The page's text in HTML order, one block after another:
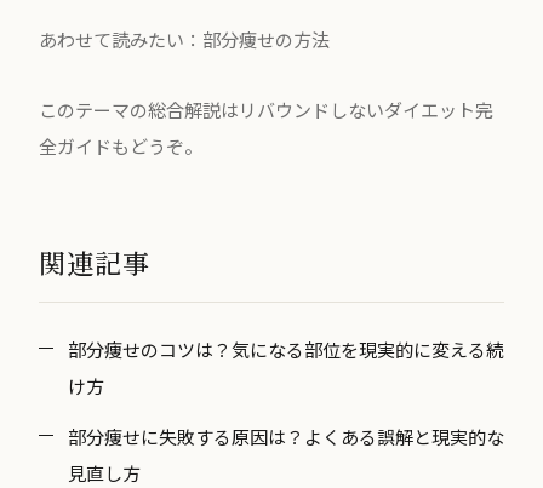
あわせて読みたい： 部分痩せの方法
このテーマの総合解説はリバウンドしないダイエット完
全ガイドもどうぞ。
関連記事
部分痩せのコツは？気になる部位を現実的に変える続
け方
部分痩せに失敗する原因は？よくある誤解と現実的な
見直し方